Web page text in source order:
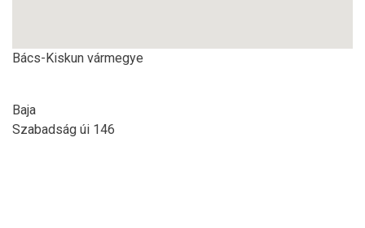
Bács-Kiskun vármegye
Baja
Szabadság úi 146